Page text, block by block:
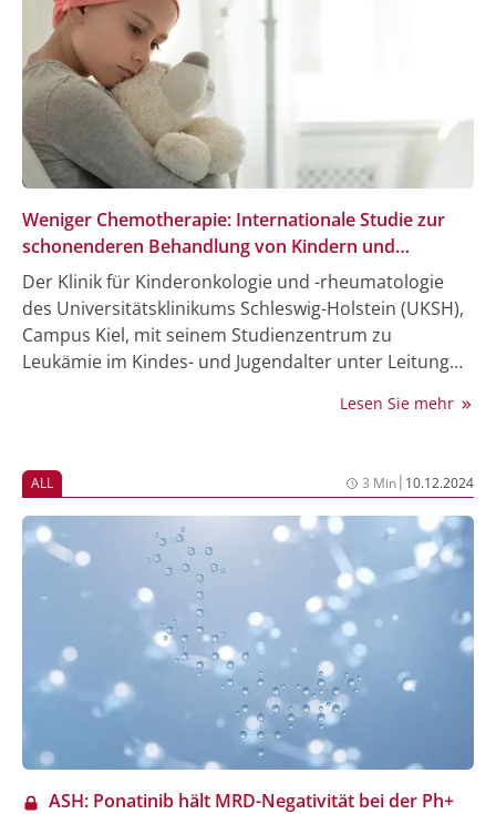
Weniger Chemotherapie: Internationale Studie zur
schonenderen Behandlung von Kindern und
Jugendlichen mit Leukämie
Der Klinik für Kinderonkologie und -rheumatologie
des Universitätsklinikums Schleswig-Holstein (UKSH),
Campus Kiel, mit seinem Studienzentrum zu
Leukämie im Kindes- und Jugendalter unter Leitung
Förderung in Höhe von 3 Millionen Euro von der
neuen Studie ist zum ersten Mal, für eine relevante
Zahl an Kindern mit Leukämie, die eine exzellente
Prognose haben, die Chemotherapie und damit die
Nebenwirkungen drastisch zu reduzieren, ohne dass
die Heilungschancen dadurch beeinträchtigt werden.
Lesen Sie mehr
ALL 3 Min| 10.12.2024
ASH: Ponatinib hält MRD-Negativität bei der Ph+